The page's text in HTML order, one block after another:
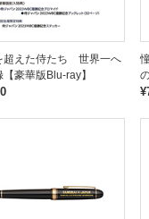
超えた侍たち 世界一へ
豪華版Blu-ray】